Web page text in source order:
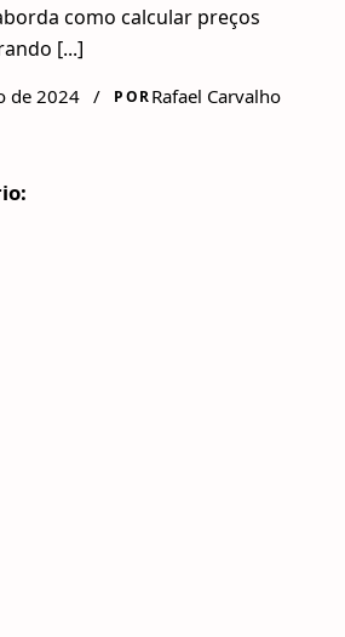
como calcular preços
[...]
de 2024 / PORRafael Carvalho